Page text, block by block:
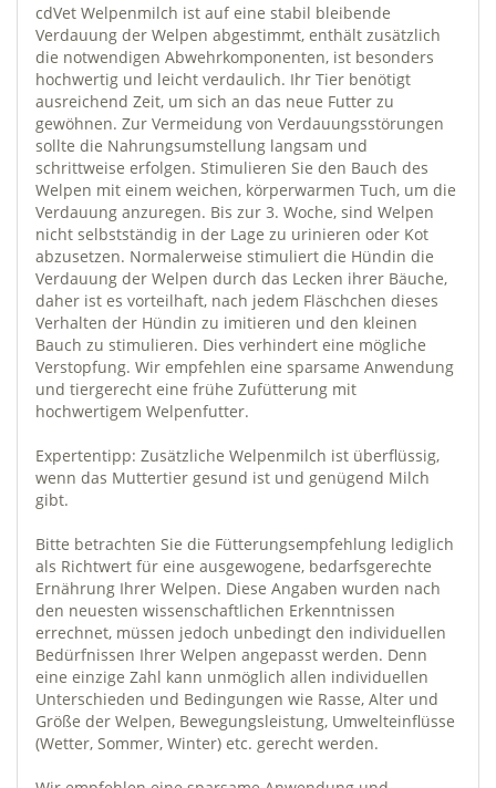
cdVet Welpenmilch ist auf eine stabil bleibende
Verdauung der Welpen abgestimmt, enthält zusätzlich
die notwendigen Abwehrkomponenten, ist besonders
hochwertig und leicht verdaulich. Ihr Tier benötigt
ausreichend Zeit, um sich an das neue Futter zu
gewöhnen. Zur Vermeidung von Verdauungsstörungen
sollte die Nahrungsumstellung langsam und
schrittweise erfolgen. Stimulieren Sie den Bauch des
Welpen mit einem weichen, körperwarmen Tuch, um die
Verdauung anzuregen. Bis zur 3. Woche, sind Welpen
nicht selbstständig in der Lage zu urinieren oder Kot
abzusetzen. Normalerweise stimuliert die Hündin die
Verdauung der Welpen durch das Lecken ihrer Bäuche,
daher ist es vorteilhaft, nach jedem Fläschchen dieses
Verhalten der Hündin zu imitieren und den kleinen
Bauch zu stimulieren. Dies verhindert eine mögliche
Verstopfung. Wir empfehlen eine sparsame Anwendung
und tiergerecht eine frühe Zufütterung mit
hochwertigem Welpenfutter.
Expertentipp: Zusätzliche Welpenmilch ist überflüssig,
wenn das Muttertier gesund ist und genügend Milch
gibt.
Bitte betrachten Sie die Fütterungsempfehlung lediglich
als Richtwert für eine ausgewogene, bedarfsgerechte
Ernährung Ihrer Welpen. Diese Angaben wurden nach
den neuesten wissenschaftlichen Erkenntnissen
errechnet, müssen jedoch unbedingt den individuellen
Bedürfnissen Ihrer Welpen angepasst werden. Denn
eine einzige Zahl kann unmöglich allen individuellen
Unterschieden und Bedingungen wie Rasse, Alter und
Größe der Welpen, Bewegungsleistung, Umwelteinflüsse
(Wetter, Sommer, Winter) etc. gerecht werden.